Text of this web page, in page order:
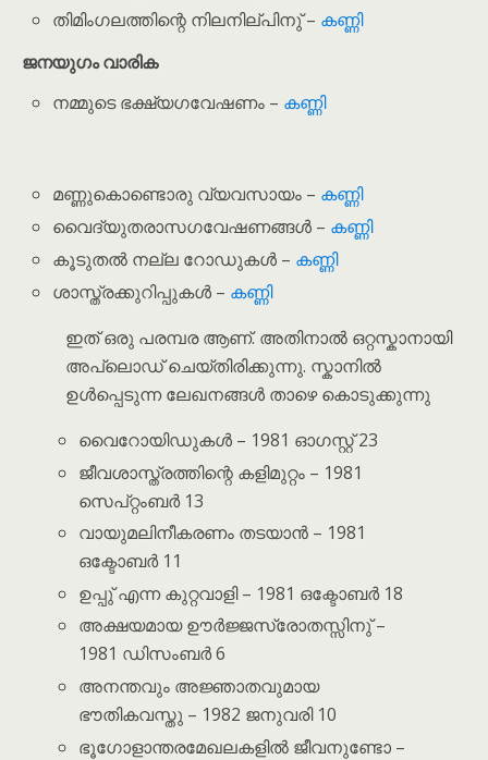
തിമിംഗലത്തിന്റെ നിലനില്പിനു് – കണ്ണി
ജനയുഗം വാരിക
നമ്മുടെ ഭക്ഷ്യഗവേഷണം – കണ്ണി
മണ്ണുകൊണ്ടൊരു വ്യവസായം – കണ്ണി
വൈദ്യുതരാസഗവേഷണങ്ങൾ – കണ്ണി
കൂടുതൽ നല്ല റോഡുകൾ – കണ്ണി
ശാസ്ത്രക്കുറിപ്പുകൾ – കണ്ണി
ഇത് ഒരു പരമ്പര ആണ്. അതിനാൽ ഒറ്റസ്കാനായി
അപ്‌ലൊഡ് ചെയ്തിരിക്കുന്നു. സ്കാനിൽ
ഉൾപ്പെടുന്ന ലേഖനങ്ങൾ താഴെ കൊടുക്കുന്നു
വൈറോയിഡുകൾ – 1981 ഓഗസ്റ്റ് 23
ജീവശാസ്ത്രത്തിന്റെ കളിമുറ്റം – 1981
സെപ്റ്റംബർ 13
വായുമലിനീകരണം തടയാൻ – 1981
ഒക്ടോബർ 11
ഉപ്പു് എന്ന കുറ്റവാളി – 1981 ഒക്ടോബർ 18
അക്ഷയമായ ഊർജ്ജസ്രോതസ്സിനു് –
1981 ഡിസംബർ 6
അനന്തവും അജ്ഞാതവുമായ
ഭൗതികവസ്തു – 1982 ജനുവരി 10
ഭൂഗോളാന്തരമേഖലകളിൽ ജീവനുണ്ടോ –